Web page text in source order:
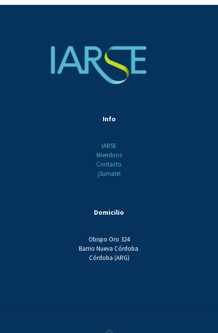
Info
IARSE
Miembros
Contacto
¡Sumate!
Domicilio
Obispo Oro 324
Barrio Nueva Córdoba.
Córdoba (ARG)